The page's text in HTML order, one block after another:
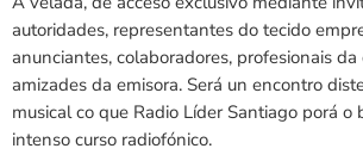
autoridades, representantes do tecido
anunciantes, colaboradores, profesionais
amizades da emisora. Será un encontro
musical co que Radio Líder Santiago porá o
intenso curso radiofónico.